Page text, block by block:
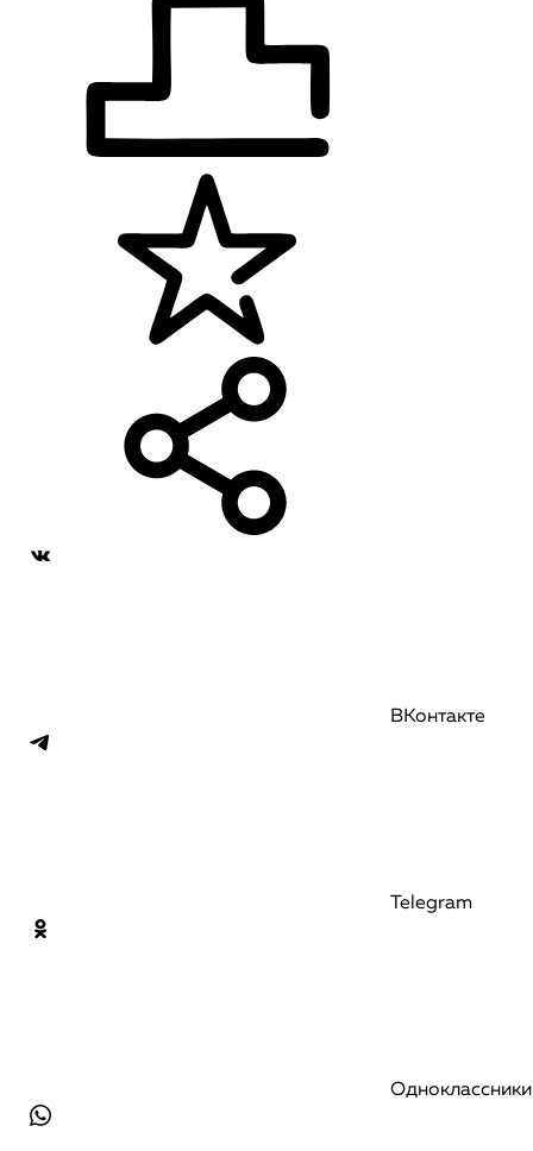
ВКонтакте
Telegram
Одноклассники